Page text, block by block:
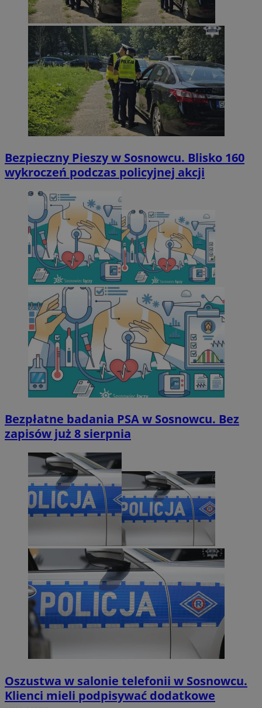
Bezpieczny Pieszy w Sosnowcu. Blisko 160
wykroczeń podczas policyjnej akcji
Bezpłatne badania PSA w Sosnowcu. Bez
zapisów już 8 sierpnia
Oszustwa w salonie telefonii w Sosnowcu.
Klienci mieli podpisywać dodatkowe